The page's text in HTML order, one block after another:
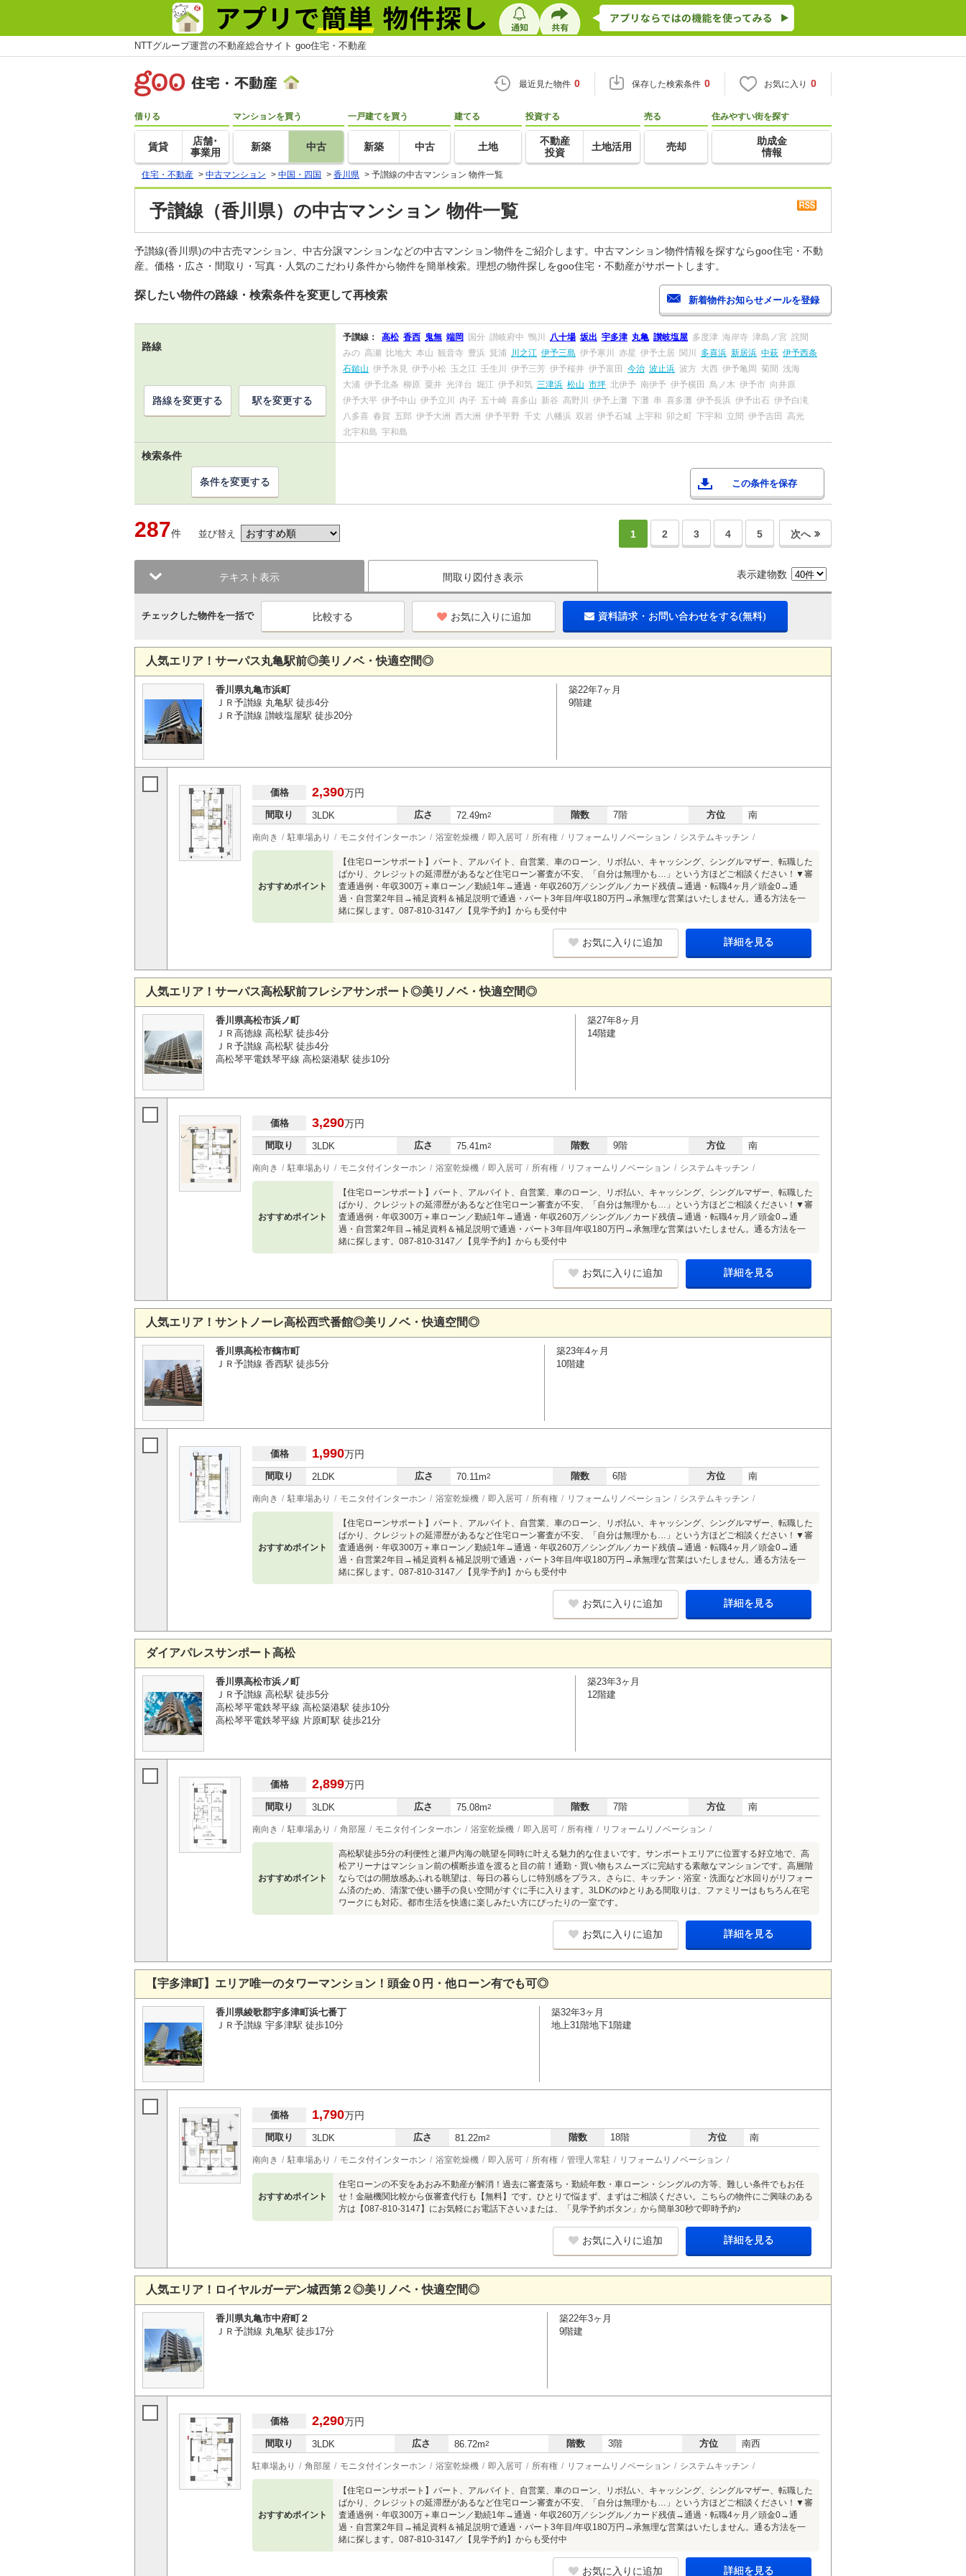
NTTグループ運営の不動産総合サイト goo住宅・不動産
最近見た物件 0 保存した検索条件 0 お気に入り 0
借りる
賃貸
店舗･
事業用
マンションを買う
新築 中古
一戸建てを買う
新築 中古
建てる
土地
投資する
不動産
投資
土地活用
売る
売却
住みやすい街を探す
助成金
情報
住宅・不動産 > 中古マンション > 中国・四国 > 香川県 > 予讃線の中古マンション 物件一覧
予讃線（香川県）の中古マンション 物件一覧
予讃線(香川県)の中古売マンション、中古分譲マンションなどの中古マンション物件をご紹介します。中古マンション物件情報を探すならgoo住宅・不動
産。価格・広さ・間取り・写真・人気のこだわり条件から物件を簡単検索。理想の物件探しをgoo住宅・不動産がサポートします。
探したい物件の路線・検索条件を変更して再検索
路線
予讃線： 高松 香西 鬼無 端岡 国分 讃岐府中 鴨川 八十場 坂出 宇多津 丸亀 讃岐塩屋 多度津 海岸寺 津島ノ宮 詫間
みの 高瀬 比地大 本山 観音寺 豊浜 箕浦 川之江 伊予三島 伊予寒川 赤星 伊予土居 関川 多喜浜 新居浜 中萩 伊予西条
石鎚山 伊予氷見 伊予小松 玉之江 壬生川 伊予三芳 伊予桜井 伊予富田 今治 波止浜 波方 大西 伊予亀岡 菊間 浅海
大浦 伊予北条 柳原 粟井 光洋台 堀江 伊予和気 三津浜 松山 市坪 北伊予 南伊予 伊予横田 鳥ノ木 伊予市 向井原
伊予大平 伊予中山 伊予立川 内子 五十崎 喜多山 新谷 高野川 伊予上灘 下灘 串 喜多灘 伊予長浜 伊予出石 伊予白滝
八多喜 春賀 五郎 伊予大洲 西大洲 伊予平野 千丈 八幡浜 双岩 伊予石城 上宇和 卯之町 下宇和 立間 伊予吉田
高光
北宇和島 宇和島
路線を変更する 駅を変更する
検索条件
この条件を保存
条件を変更する
287件 並び替え 1 2 3 4 5 次へ
テキスト表示 間取り図付き表示 表示建物数
チェックした物件を一括で お気に入りに追加 資料請求・お問い合わせをする(無料)
人気エリア！サーパス丸亀駅前◎美リノベ・快適空間◎
香川県丸亀市浜町
ＪＲ予讃線 丸亀駅 徒歩4分
ＪＲ予讃線 讃岐塩屋駅 徒歩20分
築22年7ヶ月
9階建
価格 2,390万円
間取り 3LDK 広さ 72.49m2 階数 7階 方位 南
南向き 駐車場あり モニタ付インターホン 浴室乾燥機 即入居可 所有権 リフォームリノベーション システムキッチン
おすすめポイント
【住宅ローンサポート】パート、アルバイト、自営業、車のローン、リボ払い、キャッシング、シングルマザー、転職した
ばかり、クレジットの延滞歴があるなど住宅ローン審査が不安、「自分は無理かも…」という方ほどご相談ください！▼審
査通過例・年収300万＋車ローン／勤続1年→通過・年収260万／シングル／カード残債→通過・転職4ヶ月／頭金0→通
過・自営業2年目→補足資料＆補足説明で通過・パート3年目/年収180万円→承無理な営業はいたしません。通る方法を一
緒に探します。087-810-3147／【見学予約】からも受付中
お気に入りに追加 詳細を見る
人気エリア！サーパス高松駅前フレシアサンポート◎美リノベ・快適空間◎
香川県高松市浜ノ町
ＪＲ高徳線 高松駅 徒歩4分
ＪＲ予讃線 高松駅 徒歩4分
高松琴平電鉄琴平線 高松築港駅 徒歩10分
築27年8ヶ月
14階建
価格 3,290万円
間取り 3LDK 広さ 75.41m2 階数 9階 方位 南
南向き 駐車場あり モニタ付インターホン 浴室乾燥機 即入居可 所有権 リフォームリノベーション システムキッチン
おすすめポイント
【住宅ローンサポート】パート、アルバイト、自営業、車のローン、リボ払い、キャッシング、シングルマザー、転職した
ばかり、クレジットの延滞歴があるなど住宅ローン審査が不安、「自分は無理かも…」という方ほどご相談ください！▼審
査通過例・年収300万＋車ローン／勤続1年→通過・年収260万／シングル／カード残債→通過・転職4ヶ月／頭金0→通
過・自営業2年目→補足資料＆補足説明で通過・パート3年目/年収180万円→承無理な営業はいたしません。通る方法を一
緒に探します。087-810-3147／【見学予約】からも受付中
お気に入りに追加 詳細を見る
人気エリア！サントノーレ高松西弐番館◎美リノベ・快適空間◎
香川県高松市鶴市町
ＪＲ予讃線 香西駅 徒歩5分
築23年4ヶ月
10階建
価格 1,990万円
間取り 2LDK 広さ 70.11m2 階数 6階 方位 南
南向き 駐車場あり モニタ付インターホン 浴室乾燥機 即入居可 所有権 リフォームリノベーション システムキッチン
おすすめポイント
【住宅ローンサポート】パート、アルバイト、自営業、車のローン、リボ払い、キャッシング、シングルマザー、転職した
ばかり、クレジットの延滞歴があるなど住宅ローン審査が不安、「自分は無理かも…」という方ほどご相談ください！▼審
査通過例・年収300万＋車ローン／勤続1年→通過・年収260万／シングル／カード残債→通過・転職4ヶ月／頭金0→通
過・自営業2年目→補足資料＆補足説明で通過・パート3年目/年収180万円→承無理な営業はいたしません。通る方法を一
緒に探します。087-810-3147／【見学予約】からも受付中
お気に入りに追加 詳細を見る
ダイアパレスサンポート高松
香川県高松市浜ノ町
ＪＲ予讃線 高松駅 徒歩5分
高松琴平電鉄琴平線 高松築港駅 徒歩10分
高松琴平電鉄琴平線 片原町駅 徒歩21分
築23年3ヶ月
12階建
価格 2,899万円
間取り 3LDK 広さ 75.08m2 階数 7階 方位 南
南向き 駐車場あり 角部屋 モニタ付インターホン 浴室乾燥機 即入居可 所有権 リフォームリノベーション
おすすめポイント
高松駅徒歩5分の利便性と瀬戸内海の眺望を同時に叶える魅力的な住まいです。サンポートエリアに位置する好立地で、高
松アリーナはマンション前の横断歩道を渡ると目の前！通勤・買い物もスムーズに完結する素敵なマンションです。高層階
ならではの開放感あふれる眺望は、毎日の暮らしに特別感をプラス。さらに、キッチン・浴室・洗面など水回りがリフォー
ム済のため、清潔で使い勝手の良い空間がすぐに手に入ります。3LDKのゆとりある間取りは、ファミリーはもちろん在宅
ワークにも対応。都市生活を快適に楽しみたい方にぴったりの一室です。
お気に入りに追加 詳細を見る
【宇多津町】エリア唯一のタワーマンション！頭金０円・他ローン有でも可◎
香川県綾歌郡宇多津町浜七番丁
ＪＲ予讃線 宇多津駅 徒歩10分
築32年3ヶ月
地上31階地下1階建
価格 1,790万円
間取り 3LDK 広さ 81.22m2 階数 18階 方位 南
南向き 駐車場あり モニタ付インターホン 浴室乾燥機 即入居可 所有権 管理人常駐 リフォームリノベーション
おすすめポイント
住宅ローンの不安をあおみ不動産が解消！過去に審査落ち・勤続年数・車ローン・シングルの方等、難しい条件でもお任
せ！金融機関比較から仮審査代行も【無料】です。ひとりで悩まず、まずはご相談ください。こちらの物件にご興味のある
方は【087-810-3147】にお気軽にお電話下さい♪または、「見学予約ボタン」から簡単30秒で即時予約♪
お気に入りに追加 詳細を見る
人気エリア！ロイヤルガーデン城西第２◎美リノベ・快適空間◎
香川県丸亀市中府町２
ＪＲ予讃線 丸亀駅 徒歩17分
築22年3ヶ月
9階建
価格 2,290万円
間取り 3LDK 広さ 86.72m2 階数 3階 方位 南西
駐車場あり 角部屋 モニタ付インターホン 浴室乾燥機 即入居可 所有権 リフォームリノベーション システムキッチン
おすすめポイント
【住宅ローンサポート】パート、アルバイト、自営業、車のローン、リボ払い、キャッシング、シングルマザー、転職した
ばかり、クレジットの延滞歴があるなど住宅ローン審査が不安、「自分は無理かも…」という方ほどご相談ください！▼審
査通過例・年収300万＋車ローン／勤続1年→通過・年収260万／シングル／カード残債→通過・転職4ヶ月／頭金0→通
過・自営業2年目→補足資料＆補足説明で通過・パート3年目/年収180万円→承無理な営業はいたしません。通る方法を一
緒に探します。087-810-3147／【見学予約】からも受付中
お気に入りに追加 詳細を見る